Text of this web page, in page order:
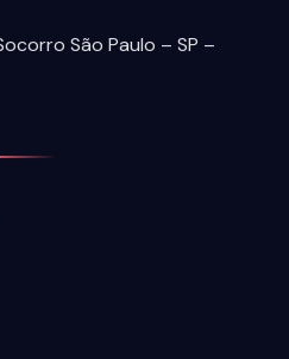
São Paulo – SP –